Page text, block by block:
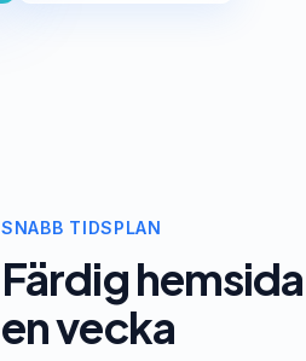
SNABB TIDSPLAN
Färdig
en vecka